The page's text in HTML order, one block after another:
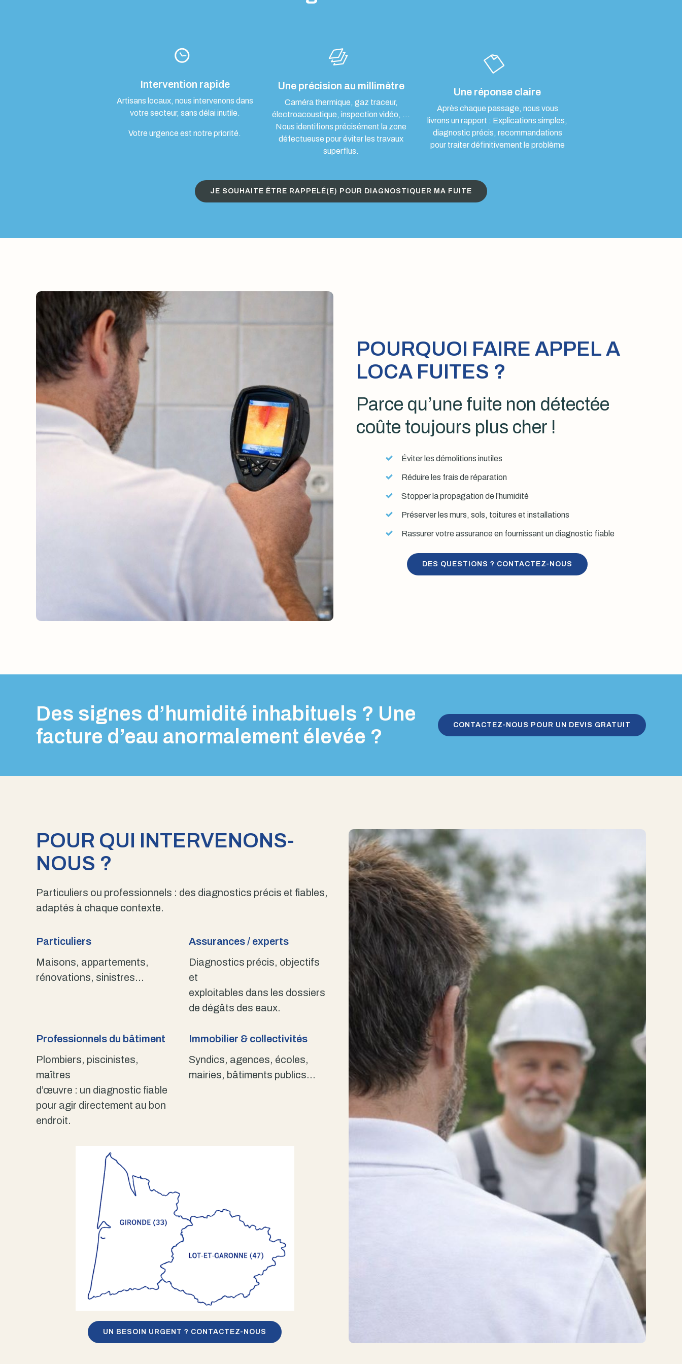
Intervention rapide
Artisans locaux, nous intervenons dans
votre secteur, sans délai inutile.
Votre urgence est notre priorité.
Une précision au millimètre
Caméra thermique, gaz traceur,
électroacoustique, inspection vidéo, …
Nous identifions précisément la zone
défectueuse pour éviter les travaux
superflus.
Une réponse claire
Après chaque passage, nous vous
livrons un rapport : Explications simples,
diagnostic précis, recommandations
pour traiter définitivement le problème
JE SOUHAITE ÊTRE RAPPELÉ(E) POUR DIAGNOSTIQUER MA FUITE
POURQUOI FAIRE APPEL A
LOCA FUITES ?
Parce qu’une fuite non détectée
coûte toujours plus cher !
Éviter les démolitions inutiles
Réduire les frais de réparation
Stopper la propagation de l’humidité
Préserver les murs, sols, toitures et installations
Rassurer votre assurance en fournissant un diagnostic fiable
DES QUESTIONS ? CONTACTEZ-NOUS
Des signes d’humidité inhabituels ? Une
facture d’eau anormalement élevée ?
CONTACTEZ-NOUS POUR UN DEVIS GRATUIT
POUR QUI INTERVENONS-
NOUS ?
Particuliers ou professionnels : des diagnostics précis et fiables,
adaptés à chaque contexte.
Particuliers
Maisons, appartements,
rénovations, sinistres…
Assurances / experts
Diagnostics précis, objectifs
et
exploitables dans les dossiers
de dégâts des eaux.
Professionnels du bâtiment
Plombiers, piscinistes,
maîtres
d’œuvre : un diagnostic fiable
pour agir directement au bon
endroit.
Immobilier & collectivités
Syndics, agences, écoles,
mairies, bâtiments publics…
UN BESOIN URGENT ? CONTACTEZ-NOUS